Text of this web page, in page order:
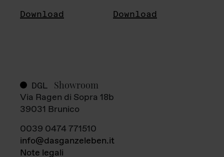
Download Download
DGL Showroom
Via Ragen di Sopra 18b
39031 Brunico
0039 0474 771510
info@dasganzeleben.it
Note legali